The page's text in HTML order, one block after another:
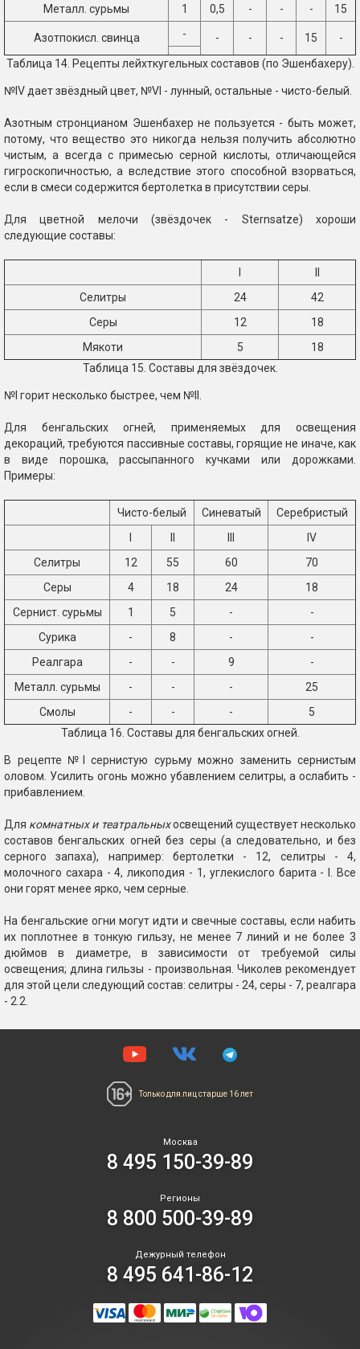
Металл. сурьмы
1 0,5 - - - 15
Азотпокисл. свинца - - - - 15
-
Таблица 14. Рецепты лейхткугельных составов (по Эшенбахеру).
№IV дает звёздный цвет, №VI - лунный, остальные - чисто-белый.
Азотным стронцианом Эшенбахер не пользуется - быть может,
потому, что вещество это никогда нельзя получить абсолютно
чистым, а всегда с примесью серной кислоты, отличающейся
гигроскопичностью, а вследствие этого способной взорваться,
если в смеси содержится бертолетка в присутствии серы.
Для цветной мелочи (звёздочек - Sternsatze) хороши
следующие составы:
Селитры
24
42
Серы
12
18
Мякоти
5
18
Таблица 15. Составы для звёздочек.
№I горит несколько быстрее, чем №II.
Для бенгальских огней, применяемых для освещения
декораций, требуются пассивные составы, горящие не иначе, как
в виде порошка, рассыпанного кучками или дорожками.
Примеры:
Чисто-белый Синеватый
Серебристый
IV
Селитры
12 55 60
70
Серы
4 18 24
18
Сернист. сурьмы
1 5 -
-
Сурика
- 8 -
-
Реалгара
- - 9
-
Металл. сурьмы
- - -
25
Смолы
- - -
5
Таблица 16. Составы для бенгальских огней.
В рецепте №I сернистую сурьму можно заменить сернистым
оловом. Усилить огонь можно убавлением селитры, а ослабить -
прибавлением.
Для комнатных и театральныхосвещений существует несколько
составов бенгальских огней без серы (а следовательно, и без
серного запаха), например: бертолетки - 12, селитры - 4,
молочного сахара - 4, ликоподия - 1, углекислого барита - I. Все
они горят менее ярко, чем серные.
На бенгальские огни могут идти и свечные составы, если набить
их поплотнее в тонкую гильзу, не менее 7 линий и не более 3
дюймов в диаметре, в зависимости от требуемой силы
освещения; длина гильзы - произвольная. Чиколев рекомендует
для этой цели следующий состав: селитры - 24, серы - 7, реалгара
- 2.2.
Только для лицстарше 16 лет
Москва
8 495 150-39-89
Регионы
8 800 500-39-89
Дежурный телефон
8 495 641-86-12